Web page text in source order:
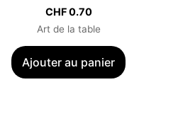
CHF0.70
Art de la table
Ajouter au panier